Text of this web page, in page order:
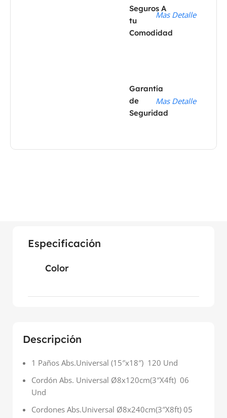
Seguros A
tu
Comodidad
Mas Detalle
Garantía
de
Seguridad
Mas Detalle
Descripción
1 Paños Abs.Universal (15″x18″) 120 Und
Cordón Abs. Universal Ø8x120cm(3″X4ft) 06
Und
Cordones Abs.Universal Ø8x240cm(3″X8ft) 05
Especificación
Color